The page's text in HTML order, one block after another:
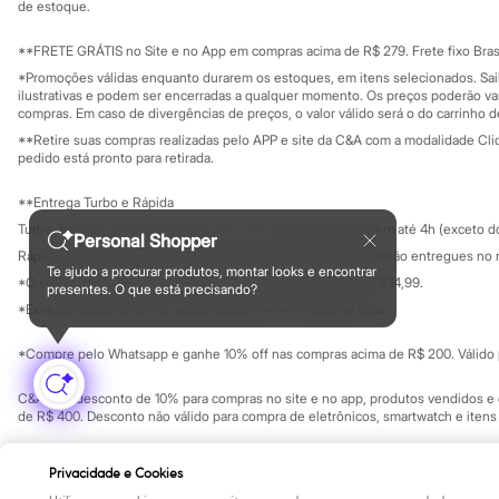
Clock House
Sawary
Yessica
Moda esportiva
Acessórios
Calçados
Leggings
Tops
Moda íntima
Calcinhas
Cintas e Modeladores
Meias
Sutiãs e Tops
Moda praia
Biquínis
Maiôs
Saídas de praia
Personagens
Plus size
Blusas e Camisetas
Personal Shopper
Te ajudo a procurar produtos, montar looks e encontrar
presentes. O que está precisando?
Investidores
Privacidade
Configuração de cookies
Minha privacidade
Educação
Formas de pagamento
de estoque.
**FRETE GRÁTIS no Site e no App em compras acima de R$ 279. Frete fixo
*Promoções válidas enquanto durarem os estoques, em itens selecionados.
ilustrativas e podem ser encerradas a qualquer momento. Os preços poderão
compras. Em caso de divergências de preços, o valor válido será o do carrinho
**Retire suas compras realizadas pelo APP e site da C&A com a modalidade
pedido está pronto para retirada.
**Entrega Turbo e Rápida
Turbo: Pedidos aprovados entre 10h e 17h, serão entregues em até 4h (exceto
Rápida: Pedidos com os pagamentos aprovados até as 10h, serão entregues
*O valor do frete para o turbo é R$ 24,99 e para a rápida é R$ 14,99.
*Essa condição ainda não estará disponível em todas as lojas.
*Compre pelo Whatsapp e ganhe 10% off nas compras acima de R$ 200.
C&A Pay: desconto de 10% para compras no site e no app, produtos vendidos
de R$ 400. Desconto não válido para compra de eletrônicos, smartwatch e
SP Cep: 06455-000 CNPJ 45.242.914/0001-05
Privacidade e Cookies